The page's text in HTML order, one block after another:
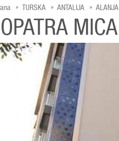
TURSKA ANTALIJA ALANJA